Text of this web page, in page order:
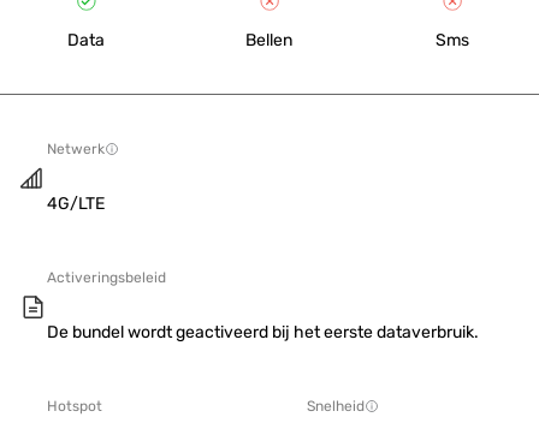
Data Bellen Sms
Netwerk
4G/LTE
Activeringsbeleid
De bundel wordt geactiveerd bij het eerste dataverbruik.
Hotspot Snelheid